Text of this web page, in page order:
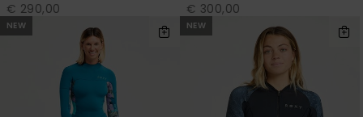
€ 290,00 € 300,00
NEW NEW